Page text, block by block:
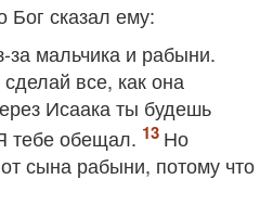
Бог сказал ему:
за мальчика и рабыни.
все, как она
Исаака ты будешь
тебе обещал.
Но
сына рабыни, потому что